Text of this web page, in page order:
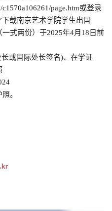
page.htm或登录
载南京艺术学院学生出国
一式两份）于2025年4月 18 日前
长或国际处长签名)、 在学证
。